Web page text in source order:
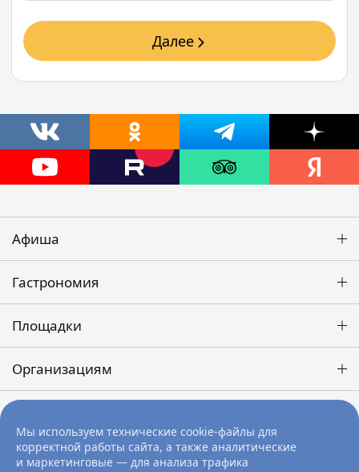
Мы используем технические cookie-файлы для
корректной работы сайта, а также аналитические
и маркетинговые — для анализа трафика
Далее
Афиша
Гастрономия
Площадки
Организациям